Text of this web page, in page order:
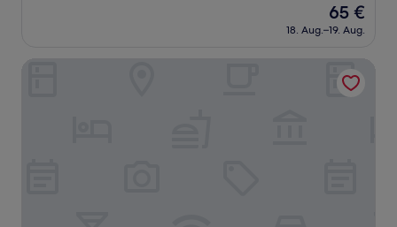
Bewertungen)
Der
Preis
beträgt
65 €
18. Aug.–19. Aug.